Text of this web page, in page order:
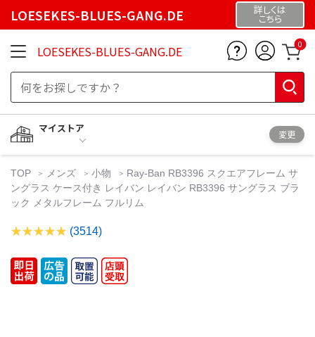
LOESEKES-BLUES-GANG.DE 詳しくは
こちら
LOESEKES-BLUES-GANG.DE 0
マイストア
変更
TOP メンズ 小物
Ray-Ban RB3396 スクエアフレーム サ
ングラス ケース付き レイバン レイバン RB3396 サングラス ブラ
ック メタルフレーム フルリム
(3514)